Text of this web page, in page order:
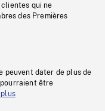
qui ne
des Premières
peuvent dater de plus de
pourraient être
plus